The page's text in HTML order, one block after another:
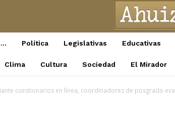
Política Legislativas Educativas
Clima Cultura Sociedad El Mirador
cuestionarios en línea, coordinadores de posgrado